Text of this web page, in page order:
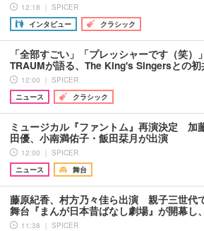
12:18 ｜ SPICER
インタビュー
クラシック
「全部すごい」「プレッシャーです（笑
TRAUMが語る、The King's Singersとの初
12:00 ｜ SPICER
ニュース
クラシック
ミュージカル『ファントム』再演決定 加
田優、小南満佑子・飯田栞月が出演
12:00 ｜ SPICER
ニュース
舞台
藤原紀香、村方乃々佳ら出演 親子三世代
舞台『まんが日本昔ばなし劇場』が開幕し
11:38 ｜ SPICER